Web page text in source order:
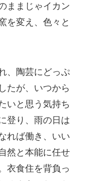
ままじゃイカン
を変え、色々と
、陶芸にどっぷ
たが、いつから
いと思う気持ち
登り、雨の日は
れば働き、いい
然と本能に任せ
衣食住を背負っ